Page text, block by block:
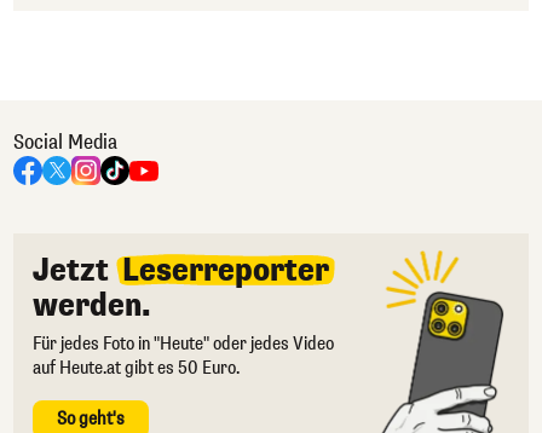
Social Media
Jetzt Leserreporter
werden.
Für jedes Foto in "Heute" oder jedes Video
auf Heute.at gibt es 50 Euro.
So geht's